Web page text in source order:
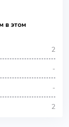
в этом
2
-
-
2